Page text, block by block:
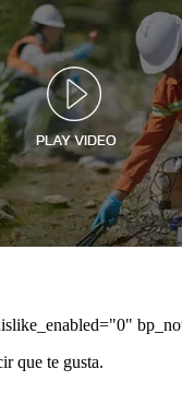
que te gusta.